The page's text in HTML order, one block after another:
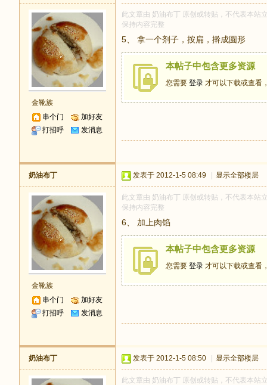
金靴族
串个门
加好友
打招呼
发消息
此文章由 奶油布丁 原创或转贴，不代表本站
保持内容完整
5、 拿一个剂子，按扁，擀成圆形
本帖子中包含更多资源
您需要 登录 才可以下载或查看
奶油布丁
金靴族
串个门
加好友
打招呼
发消息
发表于 2012-1-5 08:49 显示全部楼层
此文章由 奶油布丁 原创或转贴，不代表本站
保持内容完整
6、 加上肉馅
本帖子中包含更多资源
您需要 登录 才可以下载或查看
奶油布丁 发表于 2012-1-5 08:50 显示全部楼层
此文章由 奶油布丁 原创或转贴，不代表本站